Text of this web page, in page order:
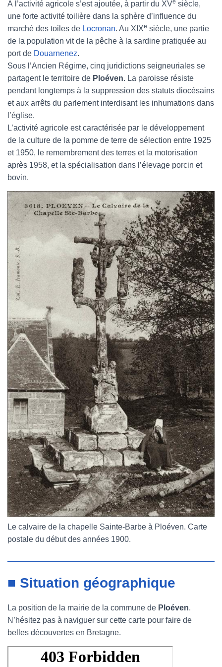
À l’activité agricole s’est ajoutée, à partir du XVe siècle,
une forte activité toilière dans la sphère d’influence du
marché des toiles de Locronan. Au XIXe siècle, une partie
de la population vit de la pêche à la sardine pratiquée au
port de Douarnenez.
Sous l’Ancien Régime, cinq juridictions seigneuriales se
partagent le territoire de Ploéven. La paroisse résiste
pendant longtemps à la suppression des statuts diocésains
et aux arrêts du parlement interdisant les inhumations dans
l’église.
L’activité agricole est caractérisée par le développement
de la culture de la pomme de terre de sélection entre 1925
et 1950, le remembrement des terres et la motorisation
après 1958, et la spécialisation dans l’élevage porcin et
bovin.
Le calvaire de la chapelle Sainte-Barbe à Ploéven. Carte
postale du début des années 1900.
■ Situation géographique
La position de la mairie de la commune de Ploéven.
N’hésitez pas à naviguer sur cette carte pour faire de
belles découvertes en Bretagne.